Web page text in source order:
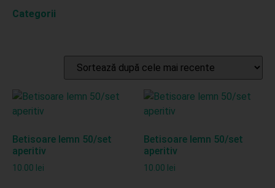
Categorii
Betisoare lemn 50/set
aperitiv
10.00 lei
Betisoare lemn 50/set
aperitiv
10.00 lei